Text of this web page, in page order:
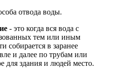
отвода воды.
- это когда вся вода с
тем или иным
собирается в заранее
и далее по трубам или
для здания и людей место.